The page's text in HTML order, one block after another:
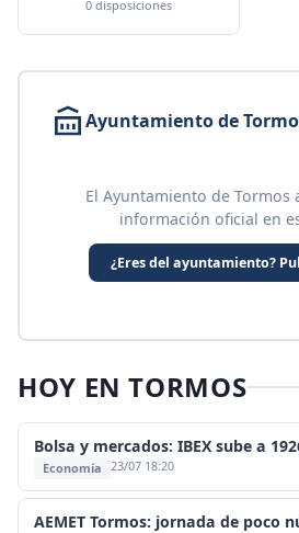
0 disposiciones
Ayuntamiento de
El Ayuntamiento de Tormos
información oficial en
¿Eres del ayuntamiento?
HOY EN TORMOS
Bolsa y mercados: IBEX sube a
Economía 23/07 18:20
AEMET Tormos: jornada de poco